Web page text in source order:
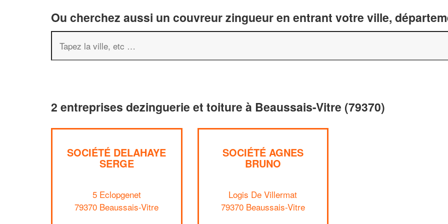
Ou cherchez aussi un couvreur zingueur en entrant votre ville,
2 entreprises dezinguerie et toiture à Beaussais-Vitre (79370)
SOCIÉTÉ DELAHAYE
SERGE
5 Eclopgenet
79370 Beaussais-Vitre
SOCIÉTÉ AGNES
BRUNO
Logis De Villermat
79370 Beaussais-Vitre